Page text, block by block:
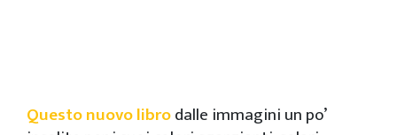
Questo nuovo librodalle immagini un po’